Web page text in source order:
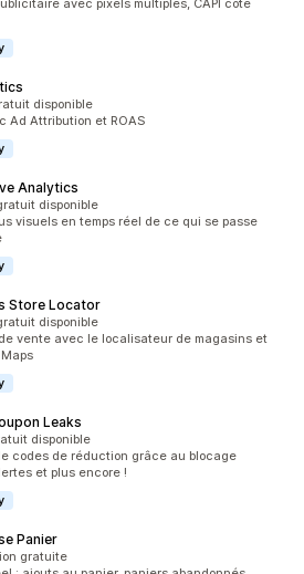
avec pixels multiples, CAPI côté
disponible
Ad Attribution et ROAS
Analytics
disponible
visuels en temps réel de ce qui se passe
Store Locator
disponible
vente avec le localisateur de magasins et
Leaks
disponible
codes de réduction grâce au blocage
et plus encore !
Panier
gratuite